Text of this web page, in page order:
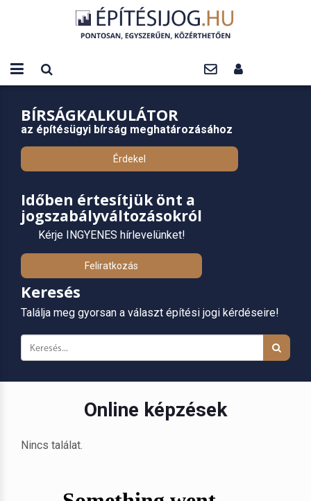
BÍRSÁGKALKULÁTOR
az építésügyi bírság meghatározásához
Érdekel
Időben értesítjük önt a
jogszabályváltozásokról
Kérje INGYENES hírlevelünket!
Feliratkozás
Keresés
Találja meg gyorsan a választ építési jogi kérdéseire!
Online képzések
Nincs találat.